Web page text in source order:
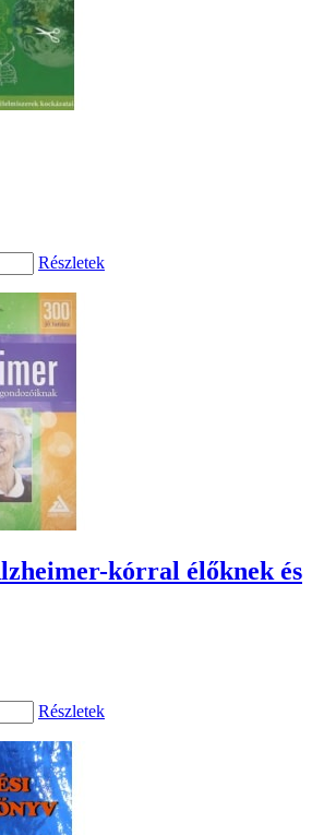
Részletek
kórral élőknek és
Részletek